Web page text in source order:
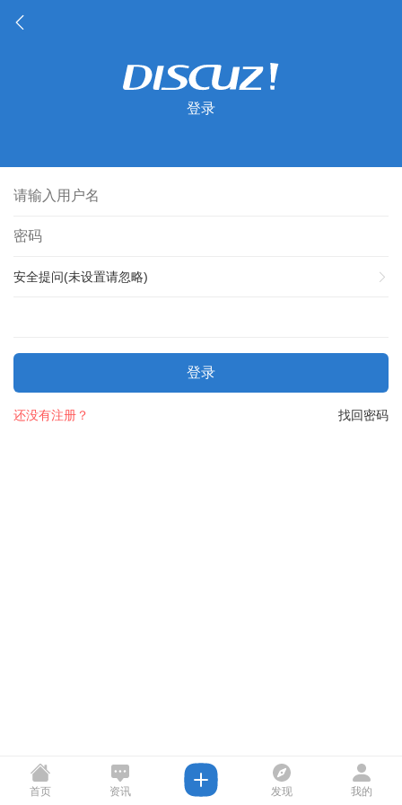
登录
安全提问(未设置请忽略)
登录
找回密码
还没有注册？
首页 资讯 发现 我的